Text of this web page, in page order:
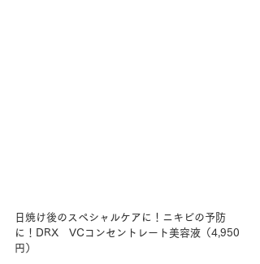
日焼け後のスペシャルケアに！ニキビの予防
に！DRX　VCコンセントレート美容液（4,950
円）